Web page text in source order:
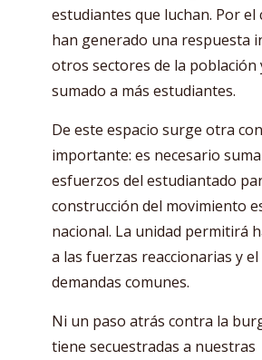
estudiantes que luchan. Por
han generado una respuesta
otros sectores de la población
sumado a más estudiantes.
De este espacio surge otra
importante: es necesario
esfuerzos del estudiantado
construcción del movimiento
nacional. La unidad permitirá
a las fuerzas reaccionarias y el
demandas comunes.
Ni un paso atrás contra la
tiene secuestradas a nuestras